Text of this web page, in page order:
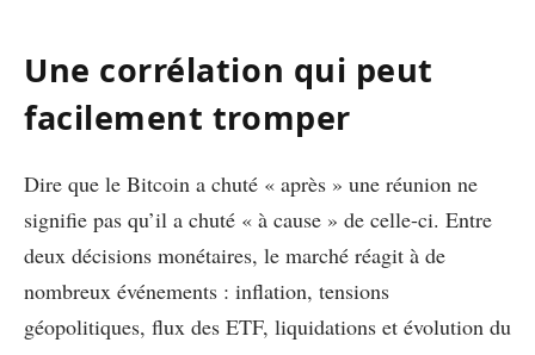
Une corrélation qui peut
facilement tromper
Dire que le Bitcoin a chuté « après » une réunion ne
signifie pas qu’il a chuté « à cause » de celle-ci. Entre
deux décisions monétaires, le marché réagit à de
nombreux événements : inflation, tensions
géopolitiques, flux des ETF, liquidations et évolution du